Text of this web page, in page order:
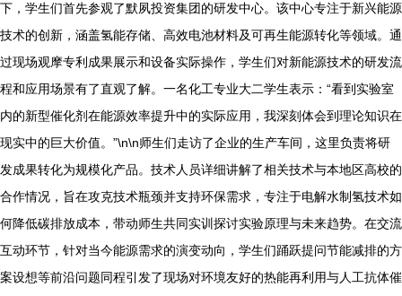
下，学生们首先参观了默夙投资集团的研发中心。该中心专注于新兴能源
技术的创新，涵盖氢能存储、高效电池材料及可再生能源转化等领域。通
过现场观摩专利成果展示和设备实际操作，学生们对新能源技术的研发流
程和应用场景有了直观了解。一名化工专业大二学生表示：“看到实验室
内的新型催化剂在能源效率提升中的实际应用，我深刻体会到理论知识在
现实中的巨大价值。”\n\n师生们走访了企业的生产车间，这里负责将研
发成果转化为规模化产品。技术人员详细讲解了相关技术与本地区高校的
合作情况，旨在攻克技术瓶颈并支持环保需求，专注于电解水制氢技术如
何降低碳排放成本，带动师生共同实训探讨实验原理与未来趋势。在交流
互动环节，针对当今能源需求的演变动向，学生们踊跃提问节能减排的方
案设想等前沿问题同程引发了现场对环境友好的热能再利用与人工抗体催